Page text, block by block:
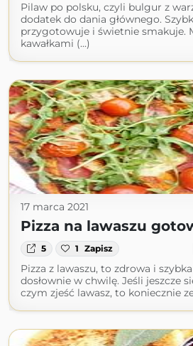
Pilaw po polsku, czyli bulgur z
dodatek do dania głównego.
przygotowuje i świetnie smakuje.
kawałkami (...)
17 marca 2021
Pizza na lawaszu
5 1 Zapisz
Pizza z lawaszu, to zdrowa i
dosłownie w chwilę. Jeśli jeszcze
czym zjeść lawasz, to koniecznie